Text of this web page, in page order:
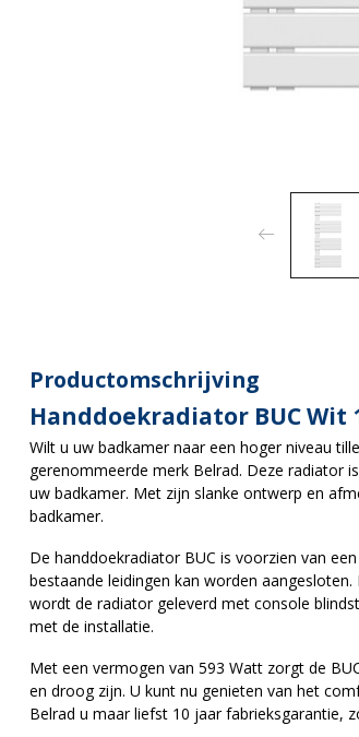
Productomschrijving
Handdoekradiator BUC Wit
Wilt u uw badkamer naar een hoger niveau
gerenommeerde merk Belrad. Deze radiator
uw badkamer. Met zijn slanke ontwerp en
badkamer.
De handdoekradiator BUC is voorzien van
bestaande leidingen kan worden
wordt de radiator geleverd met console
met de installatie.
Met een vermogen van 593 Watt zorgt de
en droog zijn. U kunt nu genieten van het
Belrad u maar liefst 10 jaar fabrieksgarantie,